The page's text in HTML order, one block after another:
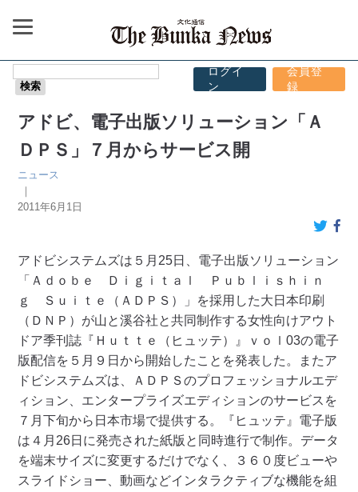
ログイ
ン
会員登
録
アドビ、電子出版ソリューション「Ａ
ＤＰＳ」７月からサービス開
ニュース
｜
2011年6月1日
アドビシステムズは５月25日、電子出版ソリューション
「Ａｄｏｂｅ Ｄｉｇｉｔａｌ Ｐｕｂｌｉｓｈｉｎ
ｇ Ｓｕｉｔｅ（ＡＤＰＳ）」を採用した大日本印刷
（ＤＮＰ）が山と溪谷社と共同制作する女性向けアウト
ドア季刊誌『Ｈｕｔｔｅ（ヒュッテ）』ｖｏｌ03の電子
版配信を５月９日から開始したことを発表した。またア
ドビシステムズは、ＡＤＰＳのプロフェッショナルエデ
ィション、エンタープライズエディションのサービスを
７月下旬から日本市場で提供する。 『ヒュッテ』電子版
は４月26日に発売された紙版と同時進行で制作。データ
を端末サイズに変更するだけでなく、３６０度ビューや
スライドショー、動画などインタラクティブな機能を組